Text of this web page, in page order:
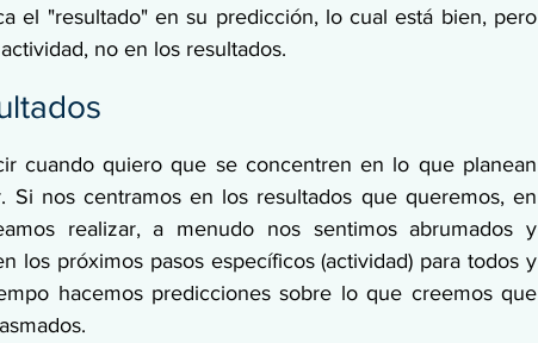
el "resultado" en su predicción, lo cual está bien, pero
no en los resultados.
cuando quiero que se concentren en lo que planean
nos centramos en los resultados que queremos, en
realizar, a menudo nos sentimos abrumados y
los próximos pasos específicos (actividad) para todos y
hacemos predicciones sobre lo que creemos que